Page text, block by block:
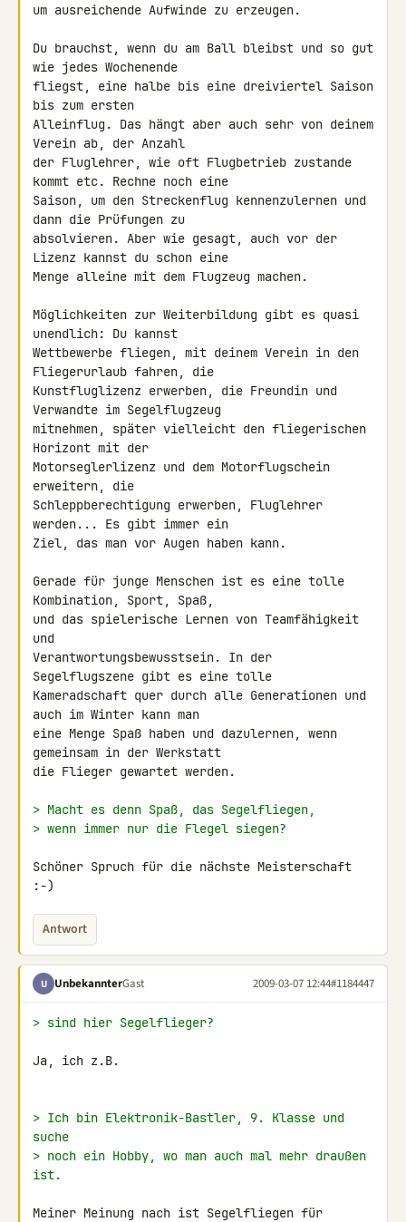
um ausreichende Aufwinde zu erzeugen.
Du brauchst, wenn du am Ball bleibst und so gut
wie jedes Wochenende
fliegst, eine halbe bis eine dreiviertel Saison
bis zum ersten
Alleinflug. Das hängt aber auch sehr von deinem
Verein ab, der Anzahl
der Fluglehrer, wie oft Flugbetrieb zustande
kommt etc. Rechne noch eine
Saison, um den Streckenflug kennenzulernen und
dann die Prüfungen zu
absolvieren. Aber wie gesagt, auch vor der
Lizenz kannst du schon eine
Menge alleine mit dem Flugzeug machen.
Möglichkeiten zur Weiterbildung gibt es quasi
unendlich: Du kannst
Wettbewerbe fliegen, mit deinem Verein in den
Fliegerurlaub fahren, die
Kunstfluglizenz erwerben, die Freundin und
Verwandte im Segelflugzeug
mitnehmen, später vielleicht den fliegerischen
Horizont mit der
Motorseglerlizenz und dem Motorflugschein
erweitern, die
Schleppberechtigung erwerben, Fluglehrer
werden... Es gibt immer ein
Ziel, das man vor Augen haben kann.
Gerade für junge Menschen ist es eine tolle
Kombination, Sport, Spaß,
und das spielerische Lernen von Teamfähigkeit
und
Verantwortungsbewusstsein. In der
Segelflugszene gibt es eine tolle
Kameradschaft quer durch alle Generationen und
auch im Winter kann man
eine Menge Spaß haben und dazulernen, wenn
gemeinsam in der Werkstatt
die Flieger gewartet werden.
> Macht es denn Spaß, das Segelfliegen,
> wenn immer nur die Flegel siegen?
Schöner Spruch für die nächste Meisterschaft
:-)
Antwort
U UnbekannterGast 2009-03-07 12:44#1184447
> sind hier Segelflieger?
Ja, ich z.B.
> Ich bin Elektronik-Bastler, 9. Klasse und
suche
> noch ein Hobby, wo man auch mal mehr draußen
ist.
Meiner Meinung nach ist Segelfliegen für